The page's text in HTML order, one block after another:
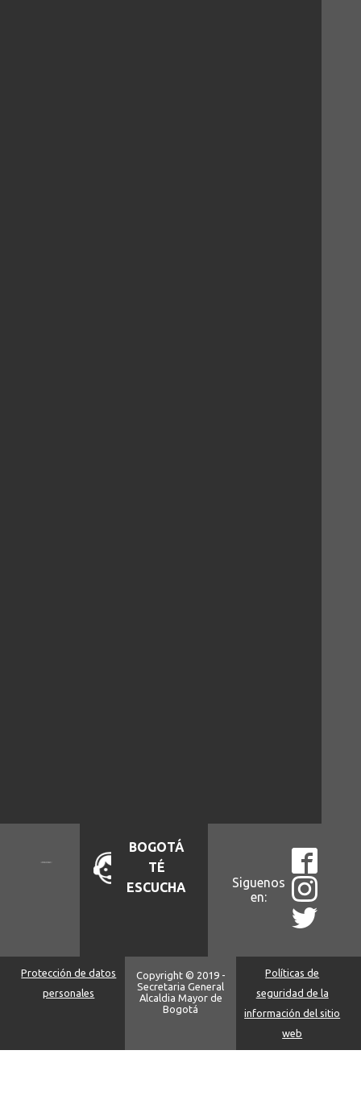
BOGOTÁ
TÉ
ESCUCHA
Siguenos
en:
Protección de datos
personales
Copyright © 2019 -
Secretaria General
Alcaldia Mayor de
Bogotá
Políticas de
seguridad de la
información del sitio
web